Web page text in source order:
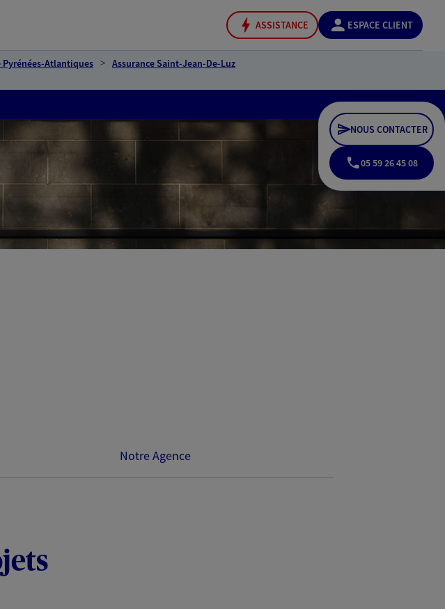
ASSISTANCE ESPACE CLIENT
Pyrénées-Atlantiques
Assurance Saint-Jean-De-Luz
NOUS CONTACTER
05 59 26 45 08
Notre Agence